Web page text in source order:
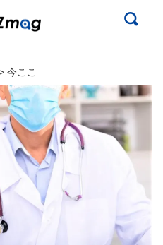
今ここ